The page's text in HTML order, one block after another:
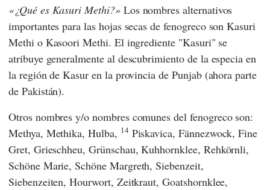
¿Qué es Kasuri Methi? Los nombres alternativos
importantes para las hojas secas de fenogreco son Kasuri
Methi o Kasoori Methi. El ingrediente "Kasuri" se
atribuye generalmente al descubrimiento de la especia en
la región de Kasur en la provincia de Punjab (ahora parte
de Pakistán).
Otros nombres y/o nombres comunes del fenogreco son:
Methya, Methika, Hulba, 14 Piskavica, Fännezwock, Fine
Gret, Grieschheu, Grünschau, Kuhhornklee, Rehkörnli,
Schöne Marie, Schöne Margreth, Siebenzeit,
Siebenzeiten, Hourwort, Zeitkraut, Goatshornklee,